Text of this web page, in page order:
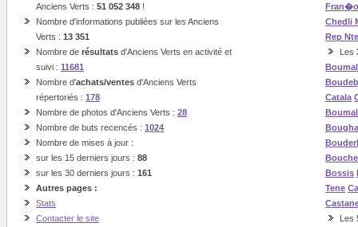
Anciens Verts : 51 052 348 !
Nombre d'informations publiées sur les Anciens
Verts : 13 351
Nombre de résultats d'Anciens Verts en activité et
suivi : 11681
Nombre d'achats/ventes d'Anciens Verts
répertoriés : 178
Nombre de photos d'Anciens Verts : 28
Nombre de buts recencés : 1024
Nombre de mises à jour :
sur les 15 derniers jours : 88
sur les 30 derniers jours : 161
Autres pages :
Stats
Contacter le site
Chedli
Rep
Les
Catala
Boumal
Bossis
Tene
Les